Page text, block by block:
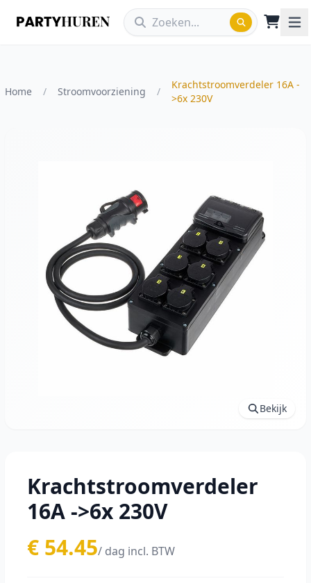
Home / Stroomvoorziening /
Krachtstroomverdeler 16A -
>6x 230V
Vergroot afbeelding
Bekijk
Krachtstroomverdeler
16A ->6x 230V
€ 54.45/ dag incl. BTW